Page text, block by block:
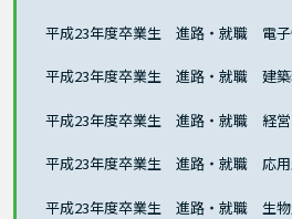
平成23年度卒業生 進路・就職 電子
平成23年度卒業生 進路・就職 建築
平成23年度卒業生 進路・就職 経営
平成23年度卒業生 進路・就職 応用
平成23年度卒業生 進路・就職 生物